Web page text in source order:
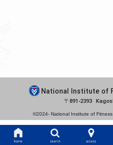
National Institute of
891-2393
©2024- National Institute of